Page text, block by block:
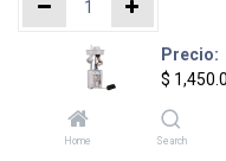
Precio:
$
Home Search
Añadir al
Agregar a la lista de